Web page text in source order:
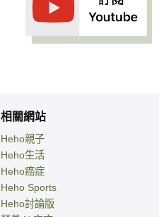
相關網站
Heho親子
Heho生活
Heho癌症
Heho Sports
Heho討論版